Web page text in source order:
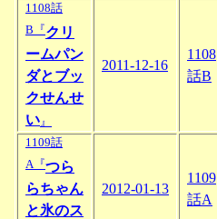
1108話
B『クリ
ームパン
ダとブッ
クせんせ
い 』
2011-12-16
1108
話B
1109話
A『つら
らちゃん
と氷のス
2012-01-13
1109
話A